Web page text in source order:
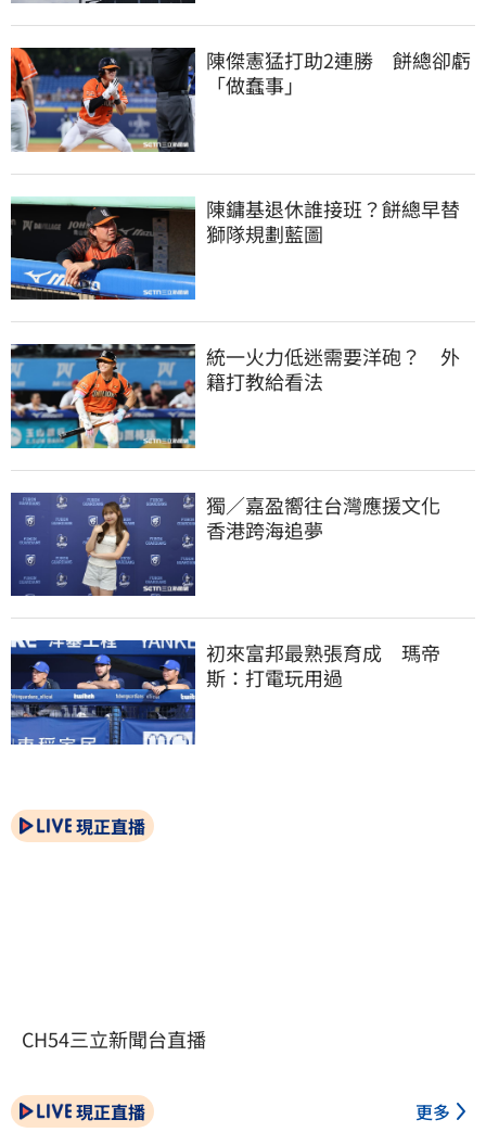
陳傑憲猛打助2連勝　餅總卻虧
「做蠢事」
陳鏞基退休誰接班？餅總早替
獅隊規劃藍圖
統一火力低迷需要洋砲？　外
籍打教給看法
獨／嘉盈嚮往台灣應援文化
香港跨海追夢
初來富邦最熟張育成　瑪帝
斯：打電玩用過
現正直播
CH54三立新聞台直播
現正直播 更多